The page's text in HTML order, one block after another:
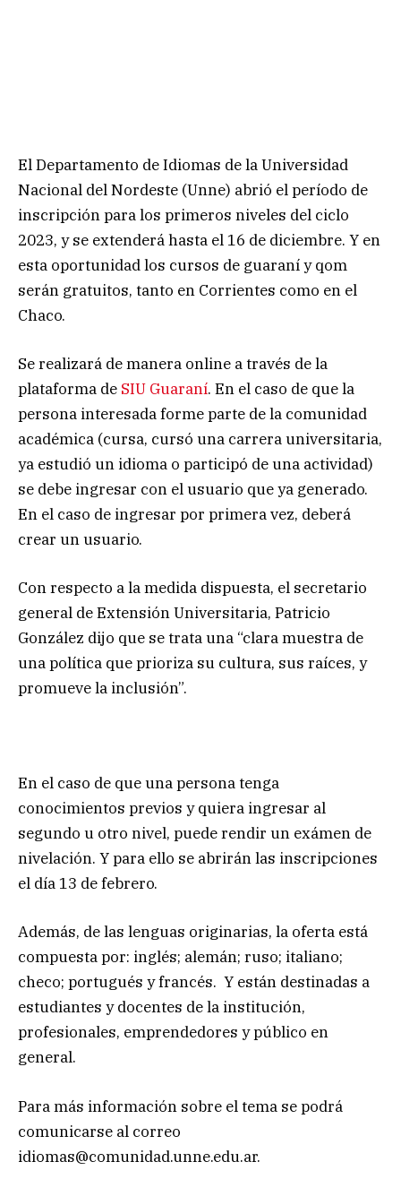
El Departamento de Idiomas de la Universidad
Nacional del Nordeste (Unne) abrió el período de
inscripción para los primeros niveles del ciclo
2023, y se extenderá hasta el 16 de diciembre. Y en
esta oportunidad los cursos de guaraní y qom
serán gratuitos, tanto en Corrientes como en el
Chaco.
Se realizará de manera online a través de la
plataforma de SIU Guaraní. En el caso de que la
persona interesada forme parte de la comunidad
académica (cursa, cursó una carrera universitaria,
ya estudió un idioma o participó de una actividad)
se debe ingresar con el usuario que ya generado.
En el caso de ingresar por primera vez, deberá
crear un usuario.
Con respecto a la medida dispuesta, el secretario
general de Extensión Universitaria, Patricio
González dijo que se trata una “clara muestra de
una política que prioriza su cultura, sus raíces, y
promueve la inclusión”.
En el caso de que una persona tenga
conocimientos previos y quiera ingresar al
segundo u otro nivel, puede rendir un exámen de
nivelación. Y para ello se abrirán las inscripciones
el día 13 de febrero.
Además, de las lenguas originarias, la oferta está
compuesta por: inglés; alemán; ruso; italiano;
checo; portugués y francés. Y están destinadas a
estudiantes y docentes de la institución,
profesionales, emprendedores y público en
general.
Para más información sobre el tema se podrá
comunicarse al correo
idiomas@comunidad.unne.edu.ar.